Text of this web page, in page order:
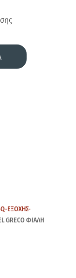
ΕΞΟΧΗΣ-
GRECO ΦΙΑΛΗ